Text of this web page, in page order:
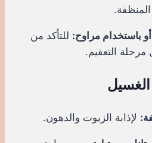
المنظفة.
باستخدام مراوح: للتأكد من
التعقيم.
لإذابة الزيوت والدهون.